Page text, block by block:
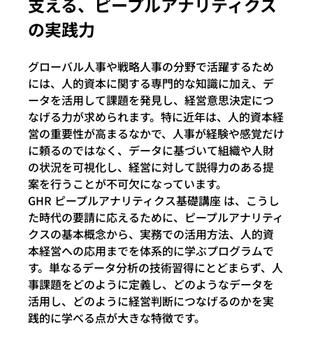
の実践力
グローバル人事や戦略人事の分野で活躍するため
には、人的資本に関する専門的な知識に加え、デ
ータを活用して課題を発見し、経営意思決定につ
なげる力が求められます。特に近年は、人的資本経
営の重要性が高まるなかで、人事が経験や感覚だけ
に頼るのではなく、データに基づいて組織や人財
の状況を可視化し、経営に対して説得力のある提
案を行うことが不可欠になっています。
GHR ピープルアナリティクス基礎講座 は、こうし
た時代の要請に応えるために、ピープルアナリティ
クスの基本概念から、実務での活用方法、人的資
本経営への応用までを体系的に学ぶプログラムで
す。単なるデータ分析の技術習得にとどまらず、人
事課題をどのように定義し、どのようなデータを
活用し、どのように経営判断につなげるのかを実
践的に学べる点が大きな特徴です。